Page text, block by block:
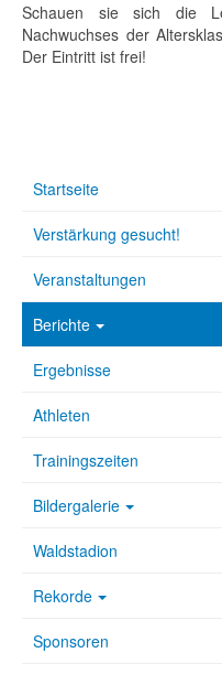
Schauen sie sich die
Nachwuchses der
Der Eintritt ist frei!
Startseite
Verstärkung gesucht!
Veranstaltungen
Berichte
Ergebnisse
Athleten
Trainingszeiten
Bildergalerie
Waldstadion
Rekorde
Sponsoren